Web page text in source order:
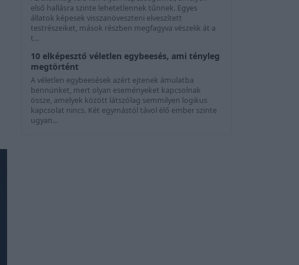
első hallásra szinte lehetetlennek tűnnek. Egyes
állatok képesek visszanöveszteni elveszített
testrészeiket, mások részben megfagyva vészelik át a
t...
10 elképesztő véletlen egybeesés, ami tényleg
megtörtént
A véletlen egybeesések azért ejtenek ámulatba
bennünket, mert olyan eseményeket kapcsolnak
össze, amelyek között látszólag semmilyen logikus
kapcsolat nincs. Két egymástól távol élő ember szinte
ugyan...